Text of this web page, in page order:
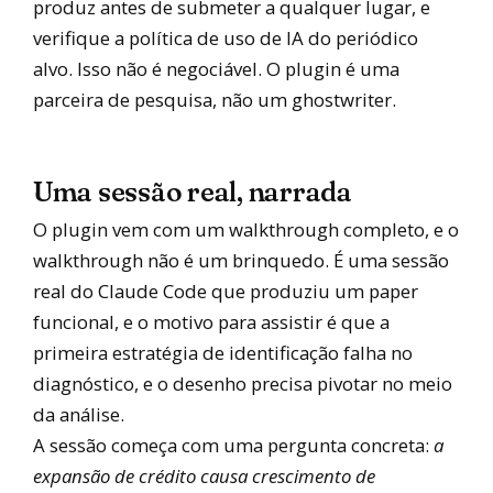
produz antes de submeter a qualquer lugar, e
verifique a política de uso de IA do periódico
alvo. Isso não é negociável. O plugin é uma
parceira de pesquisa, não um ghostwriter.
Uma sessão real, narrada
O plugin vem com um walkthrough completo, e o
walkthrough não é um brinquedo. É uma sessão
real do Claude Code que produziu um paper
funcional, e o motivo para assistir é que a
primeira estratégia de identificação falha no
diagnóstico, e o desenho precisa pivotar no meio
da análise.
A sessão começa com uma pergunta concreta: a
expansão de crédito causa crescimento de